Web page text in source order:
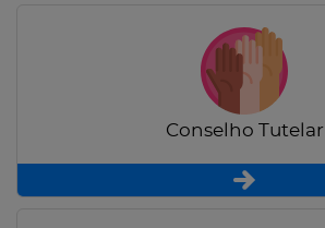
Conselho Tutelar